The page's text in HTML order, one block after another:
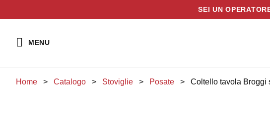
SEI UN
contenuto
MENU
Home > Catalogo > stoviglie > posate > Coltello tavola